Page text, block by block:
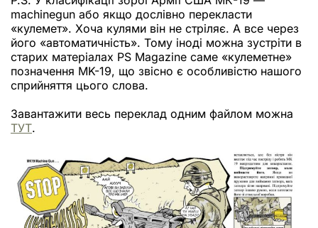
machinegun або якщо дослівно перекласти
«кулемет». Хоча кулями він не стріляє. А все через
його «автоматичність». Тому іноді можна зустріти в
старих матеріалах PS Magazine саме «кулеметне»
позначення MK-19, що звісно є особливістю нашого
сприйняття цього слова.
Завантажити весь переклад одним файлом можна
ТУТ.